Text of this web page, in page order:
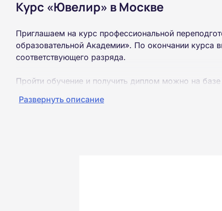
Курс «Ювелир» в Москве
Приглашаем на курс профессиональной
образовательной Академии». По окончании курса
соответствующего разряда.
Пройти обучение и получить диплом можно на
Развернуть описание